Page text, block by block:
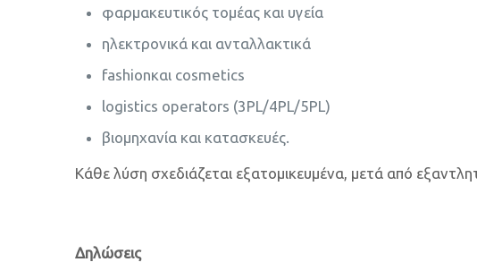
φαρμακευτικός τομέας και υγεία
ηλεκτρονικά και ανταλλακτικά
fashionκαι cosmetics
logistics operators (3PL/4PL/5PL)
βιομηχανία και κατασκευές.
Κάθε λύση σχεδιάζεται εξατομικευμένα, μετά από
Δηλώσεις